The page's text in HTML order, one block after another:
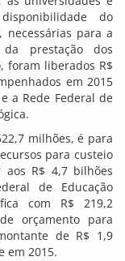
do
necessárias para a
prestação dos
foram liberados R$
em 2015
a Rede Federal de
milhões, é para
para custeio
R$ 4,7 bilhões
de Educação
com R$ 219,2
orçamento para
de R$ 1,9
em 2015.